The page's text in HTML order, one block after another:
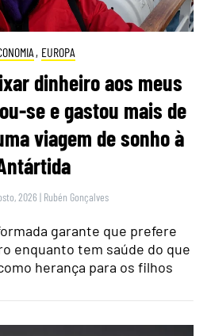
, EUROPA
dinheiro aos meus
se e gastou mais de
viagem de sonho à
2026 | Rubén Gonçalves
garante que prefere
enquanto tem saúde do que
herança para os filhos